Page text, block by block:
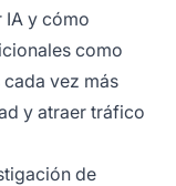
IA y cómo
como
vez más
y atraer tráfico
de